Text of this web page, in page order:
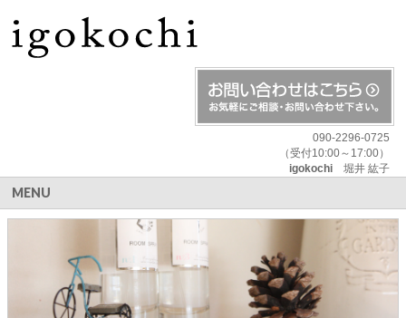
090-2296-0725
（受付10:00～17:00）
igokochi堀井 紘子
MENU